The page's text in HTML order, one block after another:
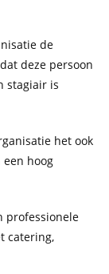
de
deze persoon
stagiair is
het ook
hoog
professionele
catering,